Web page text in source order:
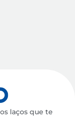
laços que te